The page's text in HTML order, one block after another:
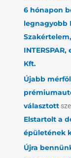
6 hónapon
legnagyobb
Kft.
Újabb
választott
Elstartolt a
épületének
Újra